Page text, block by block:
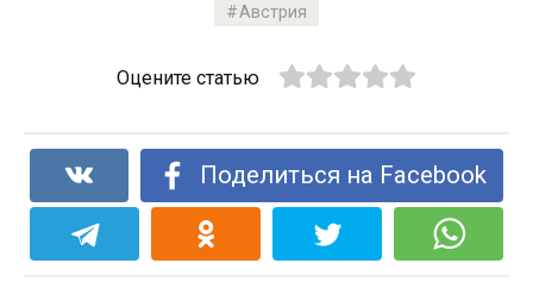
Австрия
Оцените статью
Поделиться на Facebook